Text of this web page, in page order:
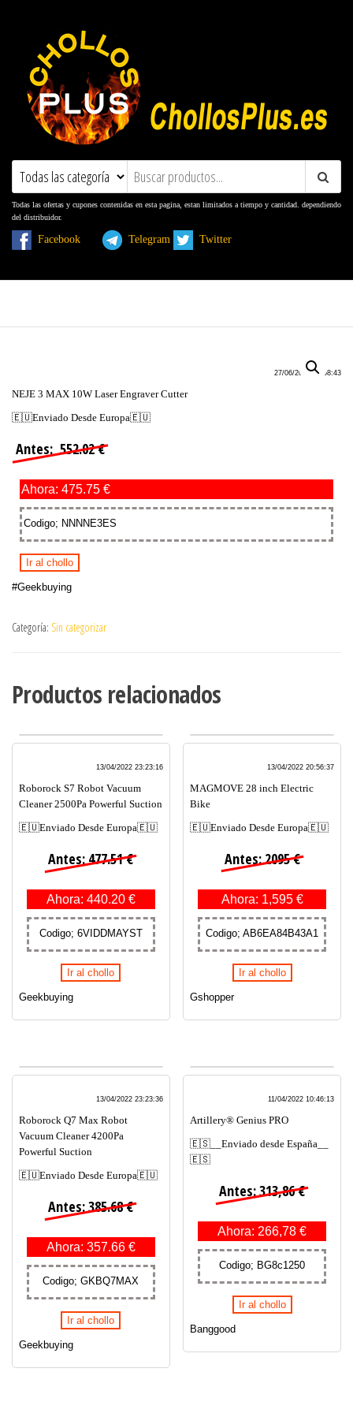
ChollosPlus.es
Ofertas, Promociones, Descuentos y
Todas las ofertas y cupones contenidas en esta pagina, estan limitados a tiempo y cantidad. dependiendo
del distribuidor.
Facebook Telegram Twitter
27/06/2022 20:58:43
NEJE 3 MAX 10W Laser Engraver Cutter
🇪🇺Enviado Desde Europa🇪🇺
Antes: 552.02 €
Ahora: 475.75 €
Codigo; NNNNE3ES
Ir al chollo
#Geekbuying
Categoría: Sin categorizar
Productos relacionados
13/04/2022 23:23:16
Roborock S7 Robot Vacuum
Cleaner 2500Pa Powerful Suction
🇪🇺Enviado Desde Europa🇪🇺
Antes: 477.51 €
Ahora: 440.20 €
Codigo; 6VIDDMAYST
Ir al chollo
Geekbuying
13/04/2022 20:56:37
MAGMOVE 28 inch Electric
Bike
🇪🇺Enviado Desde Europa🇪🇺
Antes: 2095 €
Ahora: 1,595 €
Codigo; AB6EA84B43A1
Ir al chollo
Gshopper
13/04/2022 23:23:36
Roborock Q7 Max Robot
Vacuum Cleaner 4200Pa
Powerful Suction
🇪🇺Enviado Desde Europa🇪🇺
Antes: 385.68 €
Ahora: 357.66 €
Codigo; GKBQ7MAX
Ir al chollo
Geekbuying
11/04/2022 10:46:13
Artillery® Genius PRO
🇪🇸__Enviado desde España__
🇪🇸
Antes: 313,86 €
Ahora: 266,78 €
Codigo; BG8c1250
Ir al chollo
Banggood